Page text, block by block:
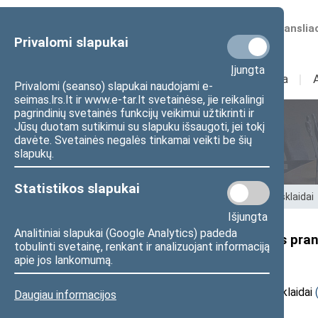
Privalomi slapukai
Įjungta
Privalomi (seanso) slapukai naudojami e-
seimas.lrs.lt ir www.e-tar.lt svetainėse, jie reikalingi
pagrindinių svetainės funkcijų veikimui užtikrinti ir
Jūsų duotam sutikimui su slapuku išsaugoti, jei tokį
davėte. Svetainės negalės tinkamai veikti be šių
slapukų.
Statistikos slapukai
Išjungta
Analitiniai slapukai (Google Analytics) padeda
tobulinti svetainę, renkant ir analizuojant informaciją
apie jos lankomumą.
Daugiau informacijos
Numatomos
Sudėtis Veikla I
Seimo nariai
Pradžia>Seimo nariai Pranešimai žiniasklaidai
Seimo nario D. Razmislevičiaus
įvertinti jo elgesį“
2025 m. liepos 16 d. pranešimas žiniasklaidai (